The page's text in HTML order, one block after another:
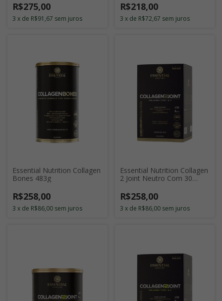
R$275,00
3 x de R$91,67 sem juros
R$218,00
3 x de R$72,67 sem juros
Essential Nutrition Collagen
Bones 483g
R$258,00
3 x de R$86,00 sem juros
Essential Nutrition Collagen
2 Joint Neutro Com 30
R$258,00
3 x de R$86,00 sem juros